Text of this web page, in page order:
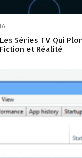
IA
Les Séries TV Qui
Fiction et Réalité